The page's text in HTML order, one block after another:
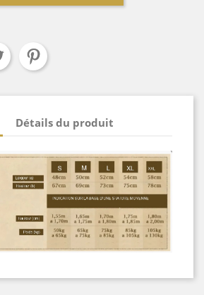
Détails du produit